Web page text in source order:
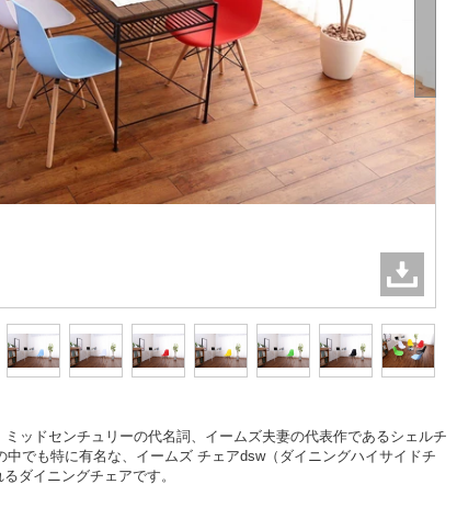
ッドセンチュリーの代名詞、イームズ夫妻の代表作であるシェルチ
中でも特に有名な、イームズ チェアdsw（ダイニングハイサイドチ
ダイニングチェアです。